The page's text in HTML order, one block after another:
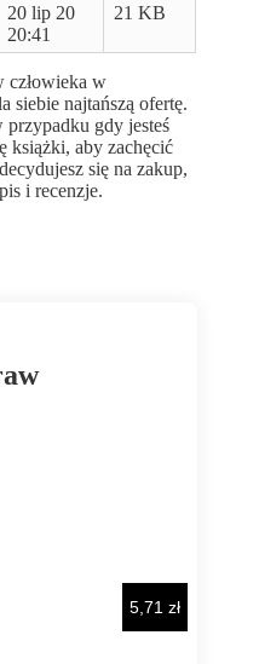
20 lip 20
20:41
21 KB
człowieka w
siebie najtańszą ofertę.
przypadku gdy jesteś
książki, aby zachęcić
się na zakup,
i recenzje.